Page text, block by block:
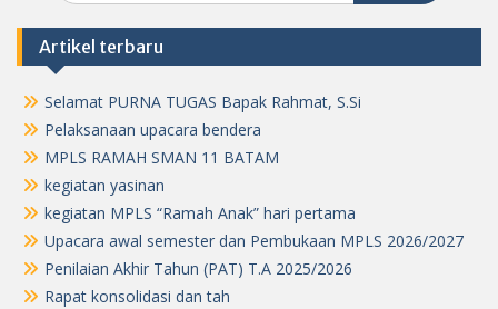
Artikel terbaru
Selamat PURNA TUGAS Bapak Rahmat, S.Si
Pelaksanaan upacara bendera
MPLS RAMAH SMAN 11 BATAM
kegiatan yasinan
kegiatan MPLS “Ramah Anak” hari pertama
Upacara awal semester dan Pembukaan MPLS 2026/2027
Penilaian Akhir Tahun (PAT) T.A 2025/2026
Rapat konsolidasi dan tah